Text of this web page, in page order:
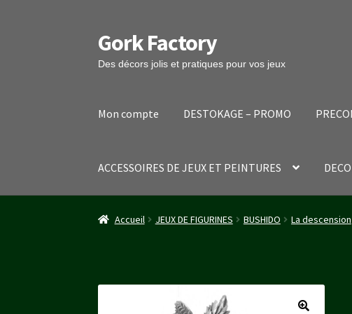
Aller
à
la
Aller
au
contenu
Gork Factory
Des décors jolis et pratiques pour vos jeux
Mon compte DESTOKAGE – PROMO
ACCESSOIRES DE JEUX ET PEINTURES
Accueil CGV Mon comptePanierStripe Payment
Accueil JEUX DE FIGURINES BUSHIDO La descension